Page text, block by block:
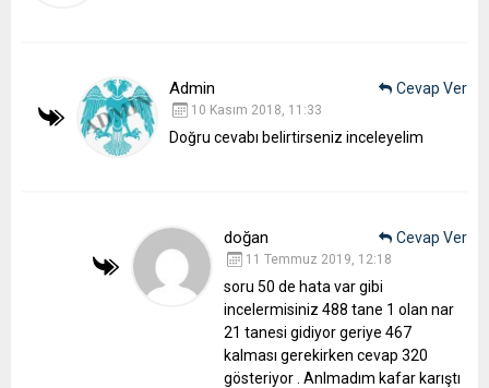
Admin
10 Kasım 2018, 11:33
Doğru cevabı belirtirseniz inceleyelim
Cevap Ver
doğan
11 Temmuz 2019, 12:18
soru 50 de hata var gibi
incelermisiniz 488 tane 1 olan nar
21 tanesi gidiyor geriye 467
kalması gerekirken cevap 320
gösteriyor . Anlmadım kafar karıştı
Cevap Ver